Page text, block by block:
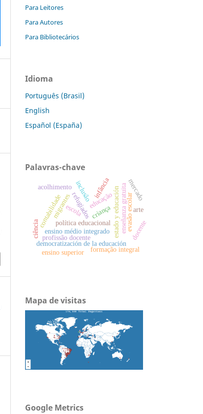
Para Leitores
Para Autores
Para Bibliotecários
Idioma
Português (Brasil)
English
Español (España)
Palavras-chave
política educacional estado y educación
democratización de la educación
enseñanza gratuitaevasão escolar
educação
refugiados
migrantes
inclusão
acolhimento
formação integral
ensino médio integrado docente
ensino superior
contabilidade
infância
criança
profissão docente
escola arte
mercado
ciência
Mapa de visitas
Google Metrics